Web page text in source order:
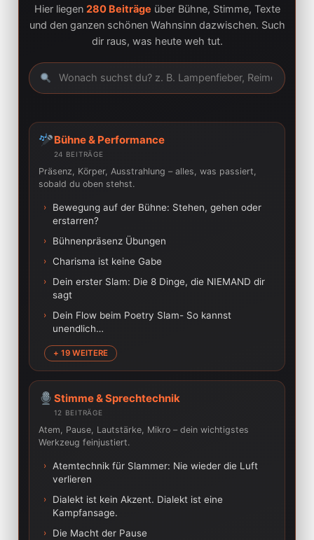
Hier liegen 280 Beiträge über Bühne, Stimme, Texte
und den ganzen schönen Wahnsinn dazwischen. Such
dir raus, was heute weh tut.
Bühne & Performance
24 BEITRÄGE
Präsenz, Körper, Ausstrahlung – alles, was passiert,
sobald du oben stehst.
›
Bewegung auf der Bühne: Stehen, gehen oder
erstarren?
› Bühnenpräsenz Übungen
› Charisma ist keine Gabe
›
Dein erster Slam: Die 8 Dinge, die NIEMAND dir
sagt
›
Dein Flow beim Poetry Slam- So kannst
unendlich…
+ 19 WEITERE
Stimme & Sprechtechnik
12 BEITRÄGE
Atem, Pause, Lautstärke, Mikro – dein wichtigstes
Werkzeug feinjustiert.
›
Atemtechnik für Slammer: Nie wieder die Luft
verlieren
›
Dialekt ist kein Akzent. Dialekt ist eine
Kampfansage.
› Die Macht der Pause